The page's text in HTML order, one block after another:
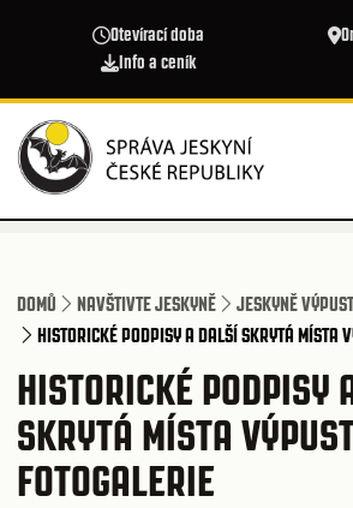
Otevírací doba
Info a ceník
DOMŮ NAVŠTIVTE JESKYNĚ JESKYNĚ
HISTORICKÉ PODPISY A DALŠÍ SKRYTÁ MÍSTA
HISTORICKÉ PODPISY
SKRYTÁ MÍSTA
FOTOGALERIE